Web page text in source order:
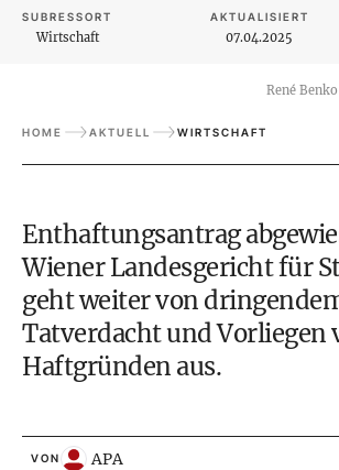
SUBRESSORT
Wirtschaft
AKTUALISIERT
07.04.2025
René Benko
HOME AKTUELL WIRTSCHAFT
Enthaftungsantrag
Wiener Landesgericht für
geht weiter von
Tatverdacht und Vorliegen
Haftgründen aus.
VON APA